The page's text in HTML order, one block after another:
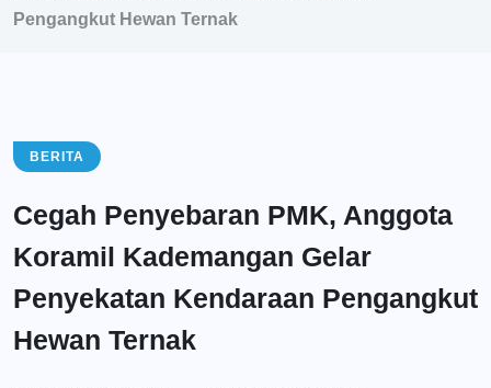
Pengangkut Hewan Ternak
BERITA
Cegah Penyebaran PMK, Anggota
Koramil Kademangan Gelar
Penyekatan Kendaraan Pengangkut
Hewan Ternak